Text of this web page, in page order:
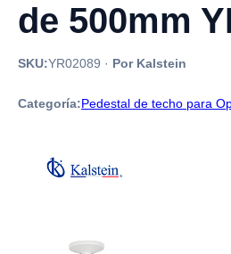
de 500mm
SKU:YR02089 · Por Kalstein
Categoría:Pedestal de techo para